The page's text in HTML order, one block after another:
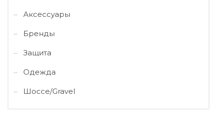
Аксессуары
Бренды
Защита
Одежда
Шоссе/Gravel